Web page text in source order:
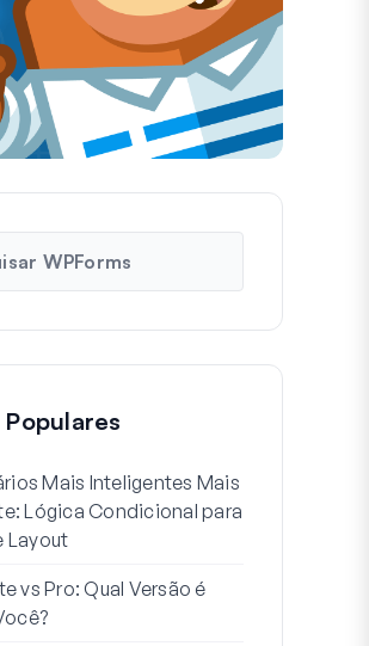
Mais Inteligentes Mais
Lógica Condicional para
Layout
vs Pro: Qual Versão é